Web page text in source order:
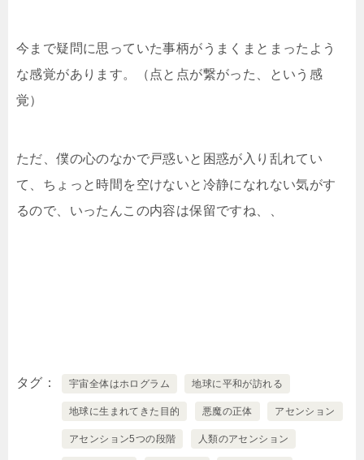
今まで疑問に思っていた事柄がうまくまとまったよう
な感覚があります。（点と点が繋がった、という感
覚）
ただ、僕の心のなかで戸惑いと困惑が入り乱れてい
て、ちょっと時間を空けないと冷静になれない気がす
るので、いったんこの内容は保留ですね、、
タグ 宇宙全体はホログラム 地球に平和が訪れる
地球に生まれてきた目的 悪魔の正体 アセンション
アセンション5つの段階 人類のアセンション